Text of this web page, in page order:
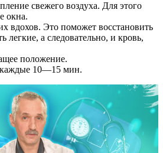
свежего воздуха. Для этого
окна.
вдохов. Это поможет восстановить
легкие, а следовательно, и кровь,
положение.
10―15 мин.